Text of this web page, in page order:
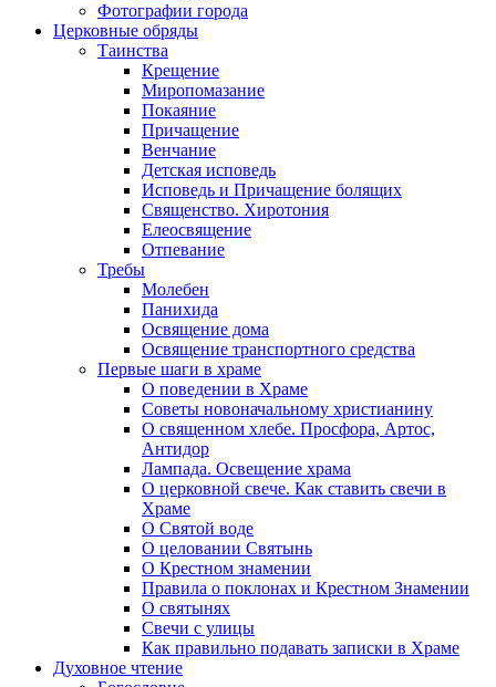
Фотографии города
Церковные обряды
Таинства
Крещение
Миропомазание
Покаяние
Причащение
Венчание
Детская исповедь
Исповедь и Причащение болящих
Священство. Хиротония
Елеосвящение
Отпевание
Требы
Молебен
Панихида
Освящение дома
Освящение транспортного средства
Первые шаги в храме
О поведении в Храме
Советы новоначальному христианину
О священном хлебе. Просфора, Артос,
Антидор
Лампада. Освещение храма
О церковной свече. Как ставить свечи в
Храме
О Святой воде
О целовании Святынь
О Крестном знамении
Правила о поклонах и Крестном Знамении
О святынях
Свечи с улицы
Как правильно подавать записки в Храме
Духовное чтение